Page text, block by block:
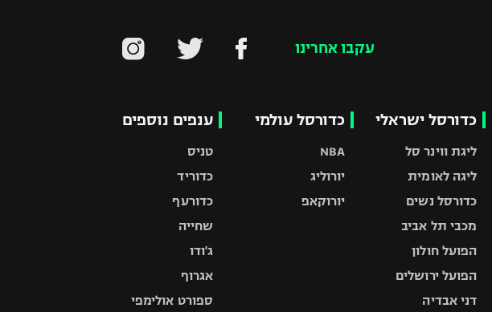
עקבו אחרינו
כדורסל ישראלי
ליגת ווינר סל
ליגה לאומית
כדורסל נשים
מכבי תל אביב
הפועל חולון
הפועל ירושלים
דני אבדיה
כדורסל עולמי
NBA
יורוליג
יורוקאפ
ענפים נוספים
טניס
כדוריד
כדורעף
שחייה
ג'ודו
אגרוף
ספורט אולימפי